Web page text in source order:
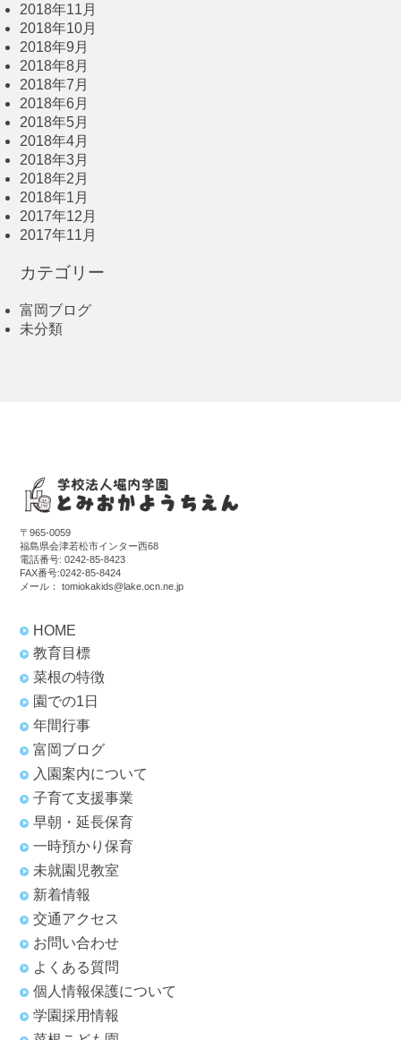
2018年11月
2018年10月
2018年9月
2018年8月
2018年7月
2018年6月
2018年5月
2018年4月
2018年3月
2018年2月
2018年1月
2017年12月
2017年11月
カテゴリー
富岡ブログ
未分類
〒965-0059
福島県会津若松市インター西68
電話番号:0242-85-8423
FAX番号:0242-85-8424
メール：tomiokakids@lake.ocn.ne.jp
HOME
教育目標
菜根の特徴
園での1日
年間行事
富岡ブログ
入園案内について
子育て支援事業
早朝・延長保育
一時預かり保育
未就園児教室
新着情報
交通アクセス
お問い合わせ
よくある質問
個人情報保護について
学園採用情報